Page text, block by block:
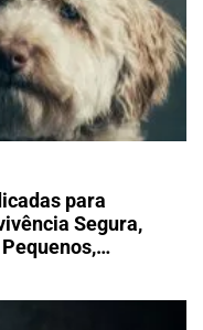
para
Segura,